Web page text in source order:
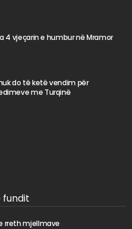
4 vjeçarin e humbur në Mramor
do të ketë vendim për
me Turqinë
fundit
rreth mjellmave